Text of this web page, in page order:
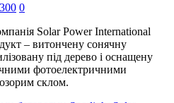
0
Solar Power International
– витончену сонячну
під дерево і оснащену
фотоелектричними
склом.